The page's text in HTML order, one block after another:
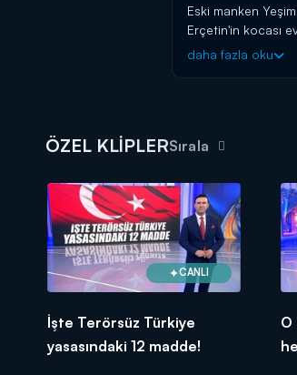
Eski manken
Erçetin'in kocası
dedi. Detaylar
daha fazla oku
ÖZEL KLİPLERSırala
CANLI
İşte Terörsüz Türkiye
yasasındaki 12 madde!
O